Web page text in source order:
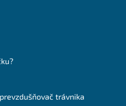
trávnika